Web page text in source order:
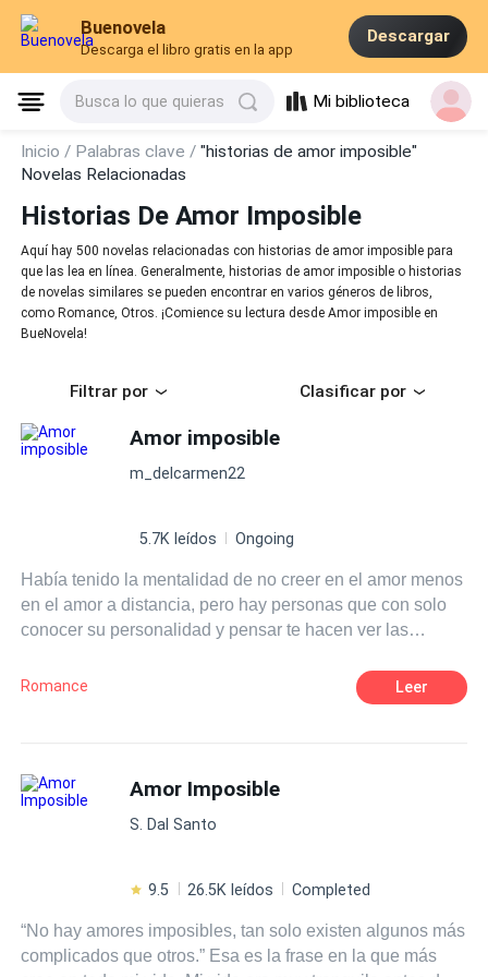
Buenovela
Descarga el libro gratis en la app
Descargar
Busca lo que quieras Mi biblioteca
Inicio / Palabras clave /"historias de amor imposible"
Novelas Relacionadas
Historias De Amor Imposible
Aquí hay 500 novelas relacionadas con historias de amor imposible para
que las lea en línea. Generalmente, historias de amor imposible o historias
de novelas similares se pueden encontrar en varios géneros de libros,
como Romance, Otros. ¡Comience su lectura desde Amor imposible en
BueNovela!
Filtrar por Clasificar por
Amor imposible
m_delcarmen22
5.7K leídos Ongoing
Había tenido la mentalidad de no creer en el amor menos
en el amor a distancia, pero hay personas que con solo
conocer su personalidad y pensar te hacen ver las
simple y complicado al mismo tiempo... Un amor a poca
distancia relata la pequeña gran historia de amor más
que con su llegada hace que la duda, desconfianza y
celos lleguen junto con él
Romance Leer
Amor Imposible
S. Dal Santo
9.5 26.5K leídos Completed
“No hay amores imposibles, tan solo existen algunos más
complicados que otros.” Esa es la frase en la que más